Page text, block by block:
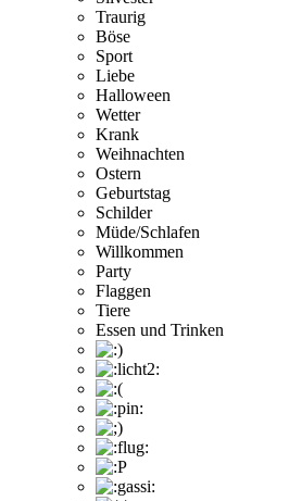
Traurig
Böse
Sport
Liebe
Halloween
Wetter
Krank
Weihnachten
Ostern
Geburtstag
Schilder
Müde/Schlafen
Willkommen
Party
Flaggen
Tiere
Essen und Trinken